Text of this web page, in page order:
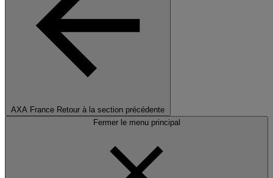
AXA France Retour à la section précédente
Fermer le menu principal